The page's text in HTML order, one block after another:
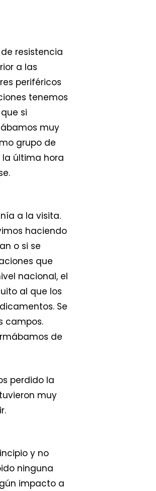
resistencia
a las
periféricos
tenemos
si
muy
grupo de
la última hora
a la visita.
haciendo
o si se
que
nacional, el
al que los
Se
campos.
de
perdido la
muy
y no
ninguna
impacto a